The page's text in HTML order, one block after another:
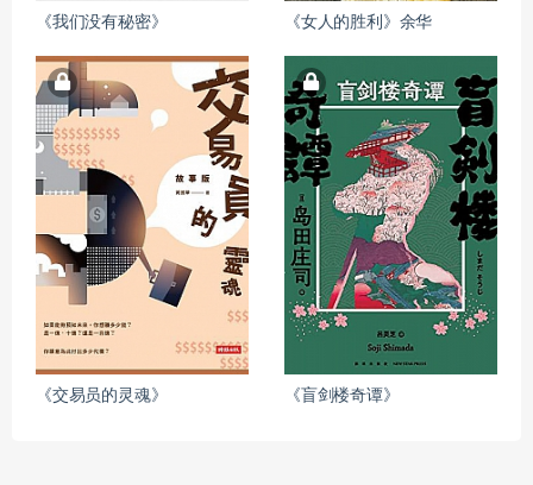
《我们没有秘密》 《女人的胜利》余华
《交易员的灵魂》 《盲剑楼奇谭》